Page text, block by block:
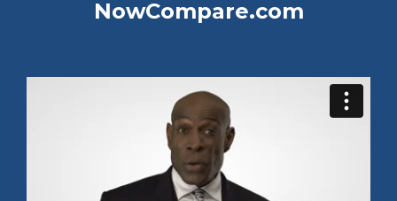
NowCompare.com